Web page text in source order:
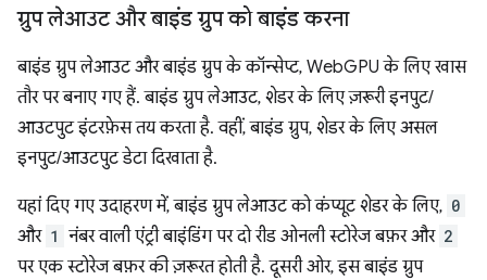
ग्रुप लेआउट और बाइंड ग्रुप को बाइंड करना
बाइंड ग्रुप लेआउट और बाइंड ग्रुप के कॉन्सेप्ट, WebGPU के लिए खास
तौर पर बनाए गए हैं. बाइंड ग्रुप लेआउट, शेडर के लिए ज़रूरी इनपुट/
आउटपुट इंटरफ़ेस तय करता है. वहीं, बाइंड ग्रुप, शेडर के लिए असल
इनपुट/आउटपुट डेटा दिखाता है.
यहां दिए गए उदाहरण में, बाइंड ग्रुप लेआउट को कंप्यूट शेडर के लिए, 0
और 1 नंबर वाली एंट्री बाइंडिंग पर दो रीड ओनली स्टोरेज बफ़र और 2
पर एक स्टोरेज बफ़र की ज़रूरत होती है. दूसरी ओर, इस बाइंड ग्रुप